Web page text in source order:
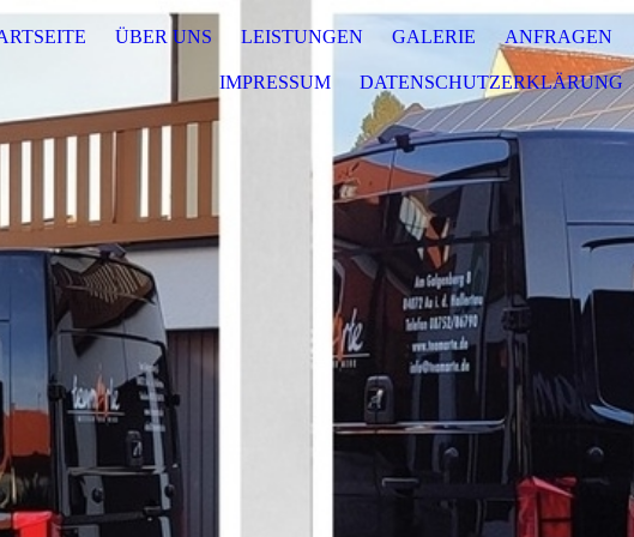
ÜBER UNS LEISTUNGEN GALERIE ANFRAGEN
IMPRESSUM DATENSCHUTZERKLÄRUNG